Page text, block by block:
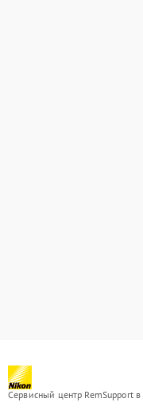
Сервисный центр RemSupport в